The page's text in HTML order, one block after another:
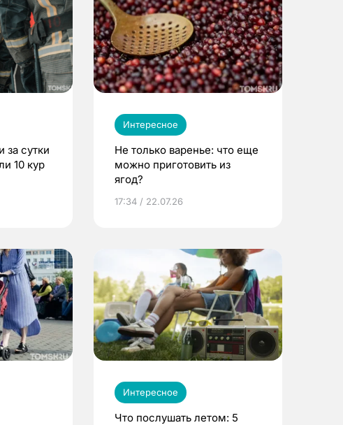
за сутки
10 кур
Интересное
Не только варенье: что еще
можно приготовить из
ягод?
17:34 / 22.07.26
Интересное
Что послушать летом: 5